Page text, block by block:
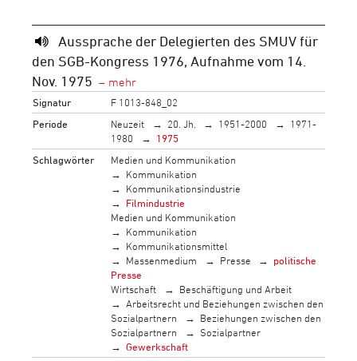
Aussprache der Delegierten des SMUV für
den SGB-Kongress 1976, Aufnahme vom 14.
Nov. 1975
Signatur
F 1013-848_02
Periode
Neuzeit 20. Jh. 1951-2000
1971-
1980
1975
Schlagwörter
Medien und Kommunikation
Kommunikation
Kommunikationsindustrie
Filmindustrie
Medien und Kommunikation
Kommunikation
Kommunikationsmittel
Massenmedium
Presse
politische
Presse
Wirtschaft
Beschäftigung und Arbeit
Arbeitsrecht und Beziehungen zwischen den
Sozialpartnern
Beziehungen zwischen den
Sozialpartnern
Sozialpartner
Gewerkschaft